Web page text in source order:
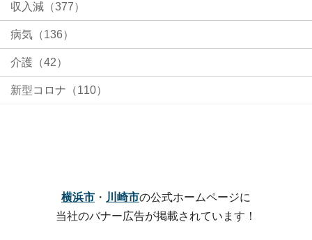
収入減（377）
病気（136）
介護（42）
新型コロナ（110）
横浜市 ・ 川崎市の公式ホームページに
当社のバナー広告が掲載されています！